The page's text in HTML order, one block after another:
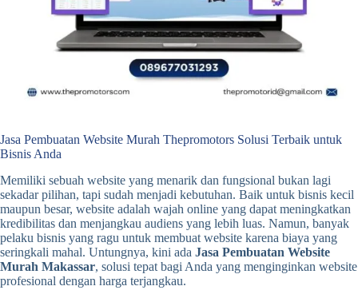
Jasa Pembuatan Website Murah Thepromotors Solusi Terbaik untuk
Bisnis Anda
Memiliki sebuah website yang menarik dan fungsional bukan lagi
sekadar pilihan, tapi sudah menjadi kebutuhan. Baik untuk bisnis kecil
maupun besar, website adalah wajah online yang dapat meningkatkan
kredibilitas dan menjangkau audiens yang lebih luas. Namun, banyak
pelaku bisnis yang ragu untuk membuat website karena biaya yang
seringkali mahal. Untungnya, kini ada Jasa Pembuatan Website
Murah Makassar, solusi tepat bagi Anda yang menginginkan website
profesional dengan harga terjangkau.